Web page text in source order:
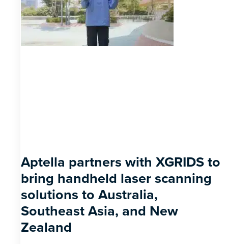
Aptella partners with XGRIDS to
bring handheld laser scanning
solutions to Australia,
Southeast Asia, and New
Zealand